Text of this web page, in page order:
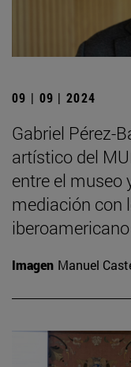
09 | 09 | 2024
Gabriel Pérez-
artístico del
entre el museo
mediación con
iberoamericano
Imagen Manuel